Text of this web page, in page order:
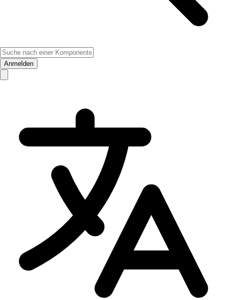
Anmelden